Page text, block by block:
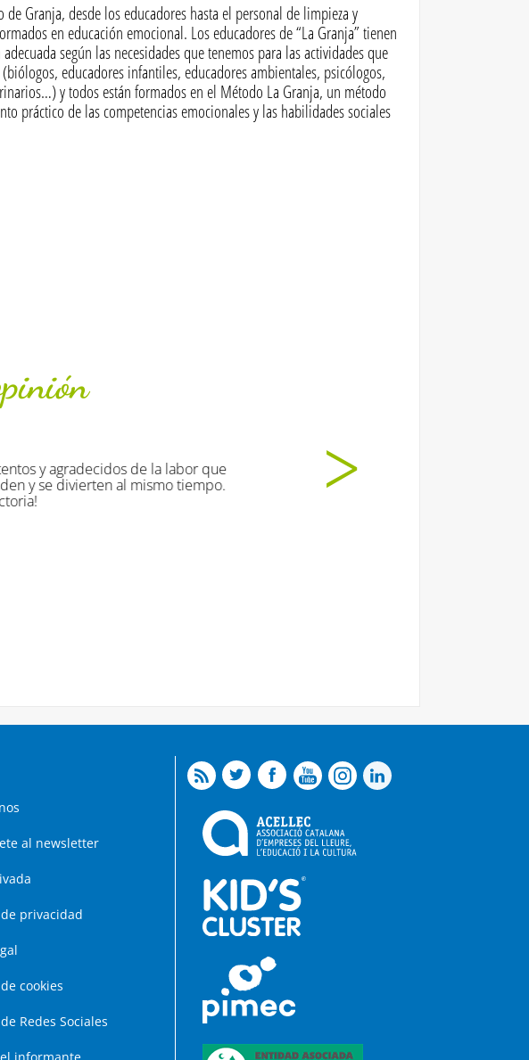
Granja, desde los educadores hasta el personal de limpieza y
en educación emocional. Los educadores de “La Granja” tienen
según las necesidades que tenemos para las actividades que
educadores infantiles, educadores ambientales, psicólogos,
y todos están formados en el Método La Granja, un método
práctico de las competencias emocionales y las habilidades sociales
¡Han disfrutado muuuucho!
al newsletter
privacidad
cookies
Redes Sociales